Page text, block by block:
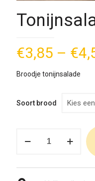
€3,85 – €
Broodje tonijnsalade
Soort brood